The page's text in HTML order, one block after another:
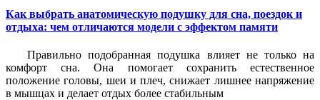
Как выбрать анатомическую подушку для сна, поездок и
отдыха: чем отличаются модели с эффектом памяти
Правильно подобранная подушка влияет не только на
комфорт сна. Она помогает сохранить естественное
положение головы, шеи и плеч, снижает лишнее напряжение
в мышцах и делает отдых более стабильным